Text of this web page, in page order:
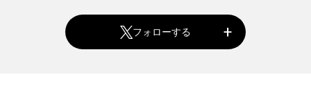
フォローする